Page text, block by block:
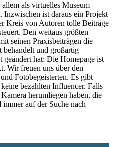
als virtuelles Museum
Inzwischen ist daraus ein Projekt
Kreis von Autoren tolle Beiträge
Den weitaus größten
seinen Praxisbeiträgen die
behandelt und großartig
geändert hat: Die Homepage ist
Wir freuen uns über den
Fotobegeisterten. Es gibt
bezahlten Influencer. Falls
herumliegen haben, die
auf der Suche nach